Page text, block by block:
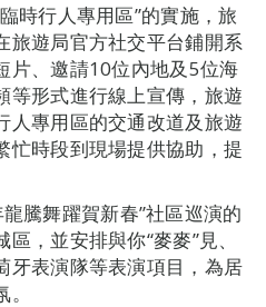
時行人專用區”的實施，旅
旅遊局官方社交平台鋪開系
片、邀請10位內地及5位海
等形式進行線上宣傳，旅遊
人專用區的交通改道及旅遊
忙時段到現場提供協助，提
騰舞躍賀新春”社區巡演的
，並安排與你“麥麥”見、
牙表演隊等表演項目，為居